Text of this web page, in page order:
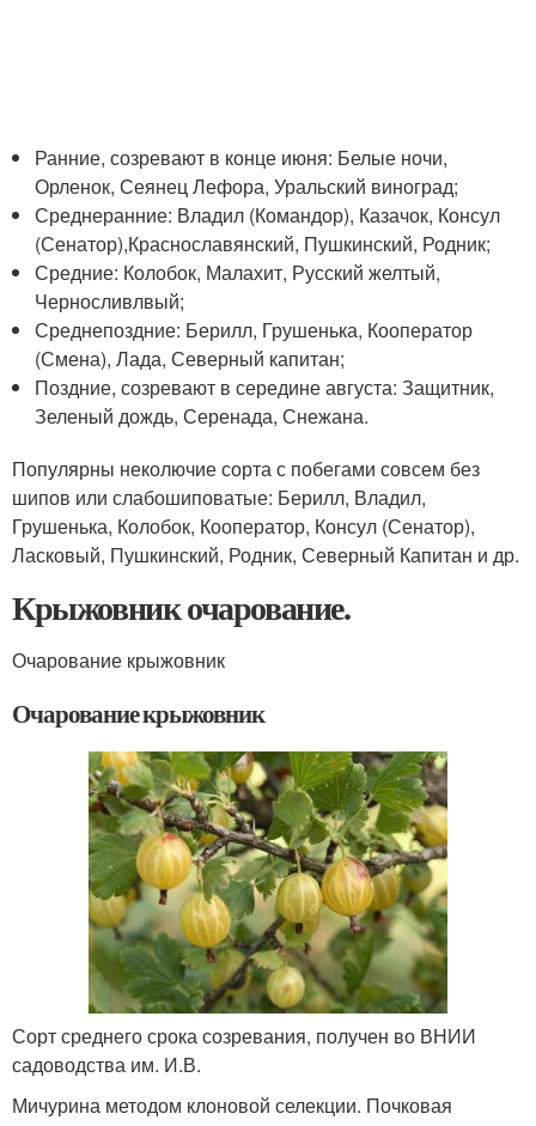
Ранние, созревают в конце июня: Белые ночи,
Орленок, Сеянец Лефора, Уральский виноград;
Среднеранние: Владил (Командор), Казачок, Консул
(Сенатор),Краснославянский, Пушкинский, Родник;
Средние: Колобок, Малахит, Русский желтый,
Черносливлвый;
Среднепоздние: Берилл, Грушенька, Кооператор
(Смена), Лада, Северный капитан;
Поздние, созревают в середине августа: Защитник,
Зеленый дождь, Серенада, Снежана.
Популярны неколючие сорта с побегами совсем без
шипов или слабошиповатые: Берилл, Владил,
Грушенька, Колобок, Кооператор, Консул (Сенатор),
Ласковый, Пушкинский, Родник, Северный Капитан и др.
Крыжовник очарование.
Очарование крыжовник
Очарование крыжовник
Сорт среднего срока созревания, получен во ВНИИ
садоводства им. И.В.
Мичурина методом клоновой селекции. Почковая